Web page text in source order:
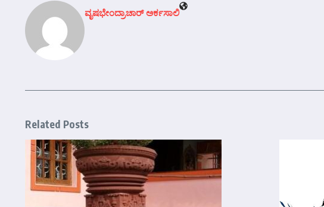
ವೃಷಭೇಂದ್ರಾಚಾರ್‍ ಅರ್ಕಸಾಲಿ
Related Posts